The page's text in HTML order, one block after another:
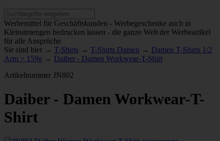
Werbemittel für Geschäftskunden - Werbegeschenke auch in
Kleinstmengen bedrucken lassen - die ganze Welt der Werbeartikel
für alle Ansprüche
Sie sind hier → T-Shirts → T-Shirts Damen → Damen T-Shirts 1/2
Arm > 159g → Daiber - Damen Workwear-T-Shirt
Artikelnummer JN802
Daiber - Damen Workwear-T-
Shirt